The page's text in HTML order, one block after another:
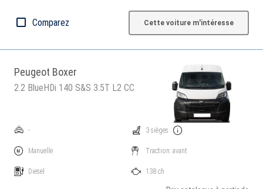
Comparez Cette voiture m'intéresse
Peugeot Boxer
2.2 BlueHDi 140 S&S 3.5T L2 CC
-
Manuelle
Diesel
3 sièges
Traction: avant
138 ch